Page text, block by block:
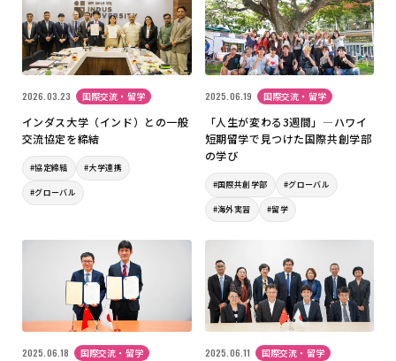
2026.03.23 国際交流・留学
インダス大学（インド）との一般
交流協定を締結
#協定締結 #大学連携
#グローバル
2025.06.19 国際交流・留学
「人生が変わる3週間」―ハワイ
短期留学で見つけた国際共創学部
の学び
#国際共創学部 #グローバル
#海外実習 #留学
2025.06.18 国際交流・留学 2025.06.11 国際交流・留学